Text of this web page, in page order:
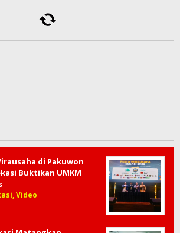
Warna Eksklusif untuk
Rp1 Triliun, Dorong
di Pakuwon